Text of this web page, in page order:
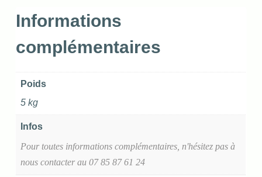
Informations
complémentaires
Poids
5 kg
Infos
Pour toutes informations complémentaires, n'hésitez pas à
nous contacter au 07 85 87 61 24